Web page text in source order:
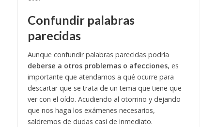
Confundir palabras
parecidas
Aunque confundir palabras parecidas podría
deberse a otros problemas o afecciones, es
importante que atendamos a qué ocurre para
descartar que se trata de un tema que tiene que
ver con el oído. Acudiendo al otorrino y dejando
que nos haga los exámenes necesarios,
saldremos de dudas casi de inmediato.